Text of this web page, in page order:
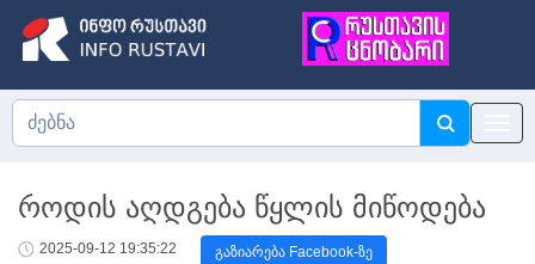
როდის აღდგება წყლის მიწოდება
2025-09-12 19:35:22 გაზიარება Facebook-ზე